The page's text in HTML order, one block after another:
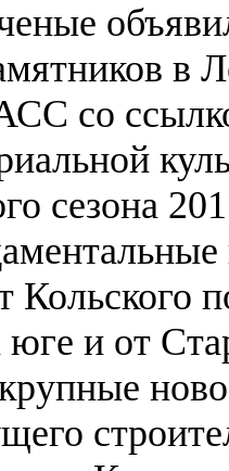
в
со
сезона
Кольского
юге и от